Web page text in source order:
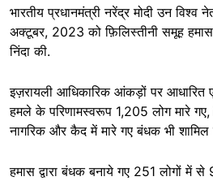
भारतीय प्रधानमंत्री नरेंद्र मोदी उन
अक्टूबर, 2023 को फ़िलिस्तीनी समूह हमास
निंदा की.
इज़रायली आधिकारिक आंकड़ों पर
हमले के परिणामस्वरूप 1,205 लोग मारे
नागरिक और कैद में मारे गए बंधक भी शामिल
हमास द्वारा बंधक बनाये गए 251 लोगों में